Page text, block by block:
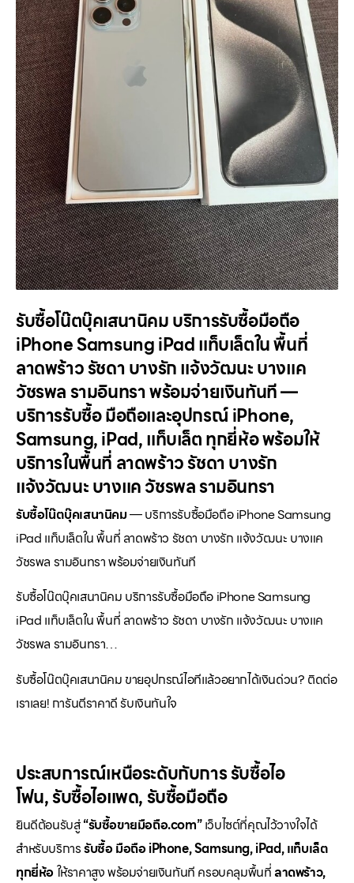
รับซื้อโน๊ตบุ๊คเสนานิคม บริการรับซื้อมือถือ
iPhone Samsung iPad แท็บเล็ตใน พื้นที่
ลาดพร้าว รัชดา บางรัก แจ้งวัฒนะ บางแค
วัชรพล รามอินทรา พร้อมจ่ายเงินทันที —
บริการรับซื้อ มือถือและอุปกรณ์ iPhone,
Samsung, iPad, แท็บเล็ต ทุกยี่ห้อ พร้อมให้
บริการในพื้นที่ ลาดพร้าว รัชดา บางรัก
แจ้งวัฒนะ บางแค วัชรพล รามอินทรา
รับซื้อโน๊ตบุ๊คเสนานิคม— บริการรับซื้อมือถือ iPhone Samsung
iPad แท็บเล็ตใน พื้นที่ ลาดพร้าว รัชดา บางรัก แจ้งวัฒนะ บางแค
วัชรพล รามอินทรา พร้อมจ่ายเงินทันที
รับซื้อโน๊ตบุ๊คเสนานิคม บริการรับซื้อมือถือ iPhone Samsung
iPad แท็บเล็ตใน พื้นที่ ลาดพร้าว รัชดา บางรัก แจ้งวัฒนะ บางแค
วัชรพล รามอินทรา…
รับซื้อโน๊ตบุ๊คเสนานิคม ขายอุปกรณ์ไอทีแล้วอยากได้เงินด่วน? ติดต่อ
เราเลย! การันตีราคาดี รับเงินทันใจ
ประสบการณ์เหนือระดับกับการรับซื้อไอ
โฟน,รับซื้อไอแพด,รับซื้อมือถือ
ยินดีต้อนรับสู่“รับซื้อขายมือถือ.com”เว็บไซต์ที่คุณไว้วางใจได้
สำหรับบริการรับซื้อ มือถือ iPhone, Samsung, iPad, แท็บเล็ต
ทุกยี่ห้อให้ราคาสูง พร้อมจ่ายเงินทันที ครอบคลุมพื้นที่ลาดพร้าว,